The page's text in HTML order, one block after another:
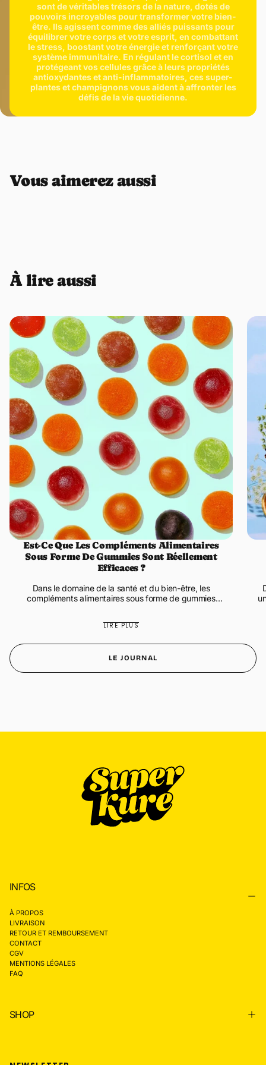
journée, sans pic ni chute brutale.
Amélioration de l’humeur
Lion’s Mane aide à réguler le stress (cortisol), tandis que les
vitamines B jouent un rôle dans la production des
neurotransmetteurs influençant l’humeur. Des carences en B6, B12
ou folates peuvent être liées à la dépression.
sont de véritables trésors de la nature, dotés de
pouvoirs incroyables pour transformer votre bien-
être. Ils agissent comme des alliés puissants pour
équilibrer votre corps et votre esprit, en combattant
le stress, boostant votre énergie et renforçant votre
système immunitaire. En régulant le cortisol et en
protégeant vos cellules grâce à leurs propriétés
antioxydantes et anti-inflammatoires, ces super-
plantes et champignons vous aident à affronter les
défis de la vie quotidienne.
Vous aimerez aussi
À lire aussi
Est-Ce Que Les Compléments Alimentaires
Sous Forme De Gummies Sont Réellement
Efficaces ?
Dans le domaine de la santé et du bien-être, les
compléments alimentaires sous forme de gummies
LIRE PLUS
LE JOURNAL
INFOS
À PROPOS
LIVRAISON
RETOUR ET REMBOURSEMENT
CONTACT
CGV
MENTIONS LÉGALES
FAQ
SHOP